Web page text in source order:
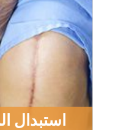
استبدال